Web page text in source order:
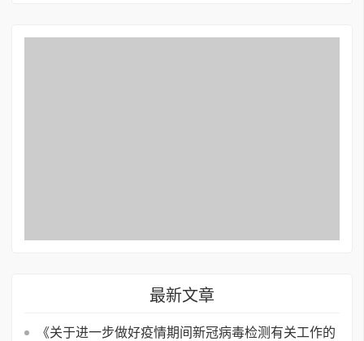
最新文章
《关于进一步做好疫情期间新冠病毒检测有关工作的